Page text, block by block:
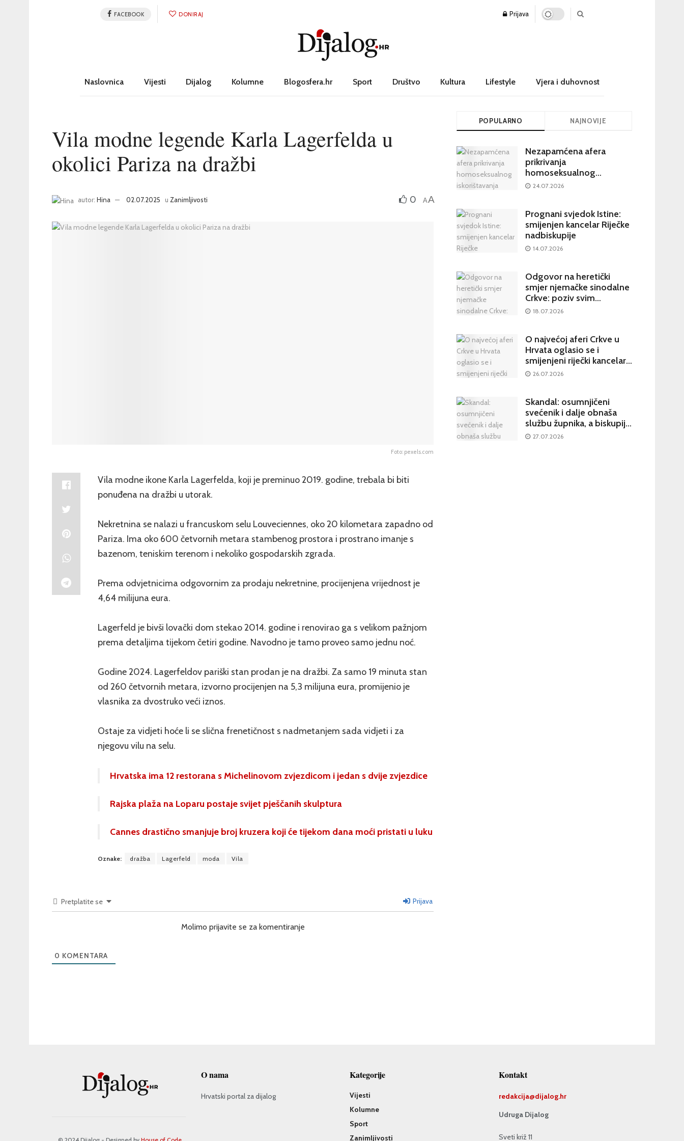
FACEBOOK DONIRAJ Prijava
Naslovnica Vijesti Dijalog Kolumne Blogosfera.hr Sport Društvo Kultura Lifestyle Vjera i duhovnost
Vila modne legende Karla Lagerfelda u
okolici Pariza na dražbi
autor: Hina 02.07.2025 u Zanimljivosti 0 AA
Foto: pexels.com
Vila modne ikone Karla Lagerfelda, koji je preminuo 2019. godine, trebala bi biti
ponuđena na dražbi u utorak.
Nekretnina se nalazi u francuskom selu Louveciennes, oko 20 kilometara zapadno od
Pariza. Ima oko 600 četvornih metara stambenog prostora i prostrano imanje s
bazenom, teniskim terenom i nekoliko gospodarskih zgrada.
Prema odvjetnicima odgovornim za prodaju nekretnine, procijenjena vrijednost je
4,64 milijuna eura.
Lagerfeld je bivši lovački dom stekao 2014. godine i renovirao ga s velikom pažnjom
prema detaljima tijekom četiri godine. Navodno je tamo proveo samo jednu noć.
Godine 2024. Lagerfeldov pariški stan prodan je na dražbi. Za samo 19 minuta stan
od 260 četvornih metara, izvorno procijenjen na 5,3 milijuna eura, promijenio je
vlasnika za dvostruko veći iznos.
Ostaje za vidjeti hoće li se slična frenetičnost s nadmetanjem sada vidjeti i za
njegovu vilu na selu.
Hrvatska ima 12 restorana s Michelinovom zvjezdicom i jedan s dvije zvjezdice
Rajska plaža na Loparu postaje svijet pješčanih skulptura
Cannes drastično smanjuje broj kruzera koji će tijekom dana moći pristati u luku
Oznake: dražba Lagerfeld moda Vila
Pretplatite se Prijava
Molimo prijavite se za komentiranje
0 KOMENTARA
POPULARNO NAJNOVIJE
Nezapamćena afera
prikrivanja
homoseksualnog
iskorištavanja maloljetnika
Hrvatsku
24.07.2026
Prognani svjedok Istine:
smijenjen kancelar Riječke
nadbiskupije
14.07.2026
Odgovor na heretički
smjer njemačke sinodalne
Crkve: poziv svim
katolicima na potpisivanje
18.07.2026
O najvećoj aferi Crkve u
Hrvata oglasio se i
smijenjeni riječki kancelar:
kultura šutnje stvara nove
26.07.2026
Skandal: osumnjičeni
svećenik i dalje obnaša
službu župnika, a biskupija
priopćila da je sve
27.07.2026
O nama
Hrvatski portal za dijalog
Kategorije
Vijesti
Kolumne
Sport
Zanimljivosti
Kontakt
redakcija@dijalog.hr
Udruga Dijalog
Sveti križ 11